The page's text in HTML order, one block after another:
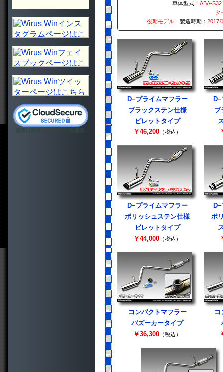
車体型式： ABA-
タ
後期モデル｜製造時期： 2017
D−プライムマフラー
ブラックステン仕様
ビレットタイプ
￥46,200 （税込）
ブ
D−プライムマフラー
ポリッシュステン仕様
ビレットタイプ
￥44,000 （税込）
ポ
コンパクトマフラー
バズーカータイプ
￥36,300 （税込）
コ